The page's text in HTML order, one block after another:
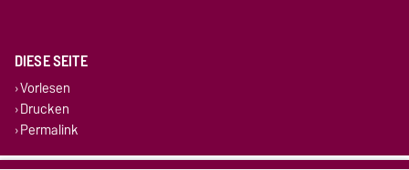
DIESE SEITE
Vorlesen
Drucken
Permalink